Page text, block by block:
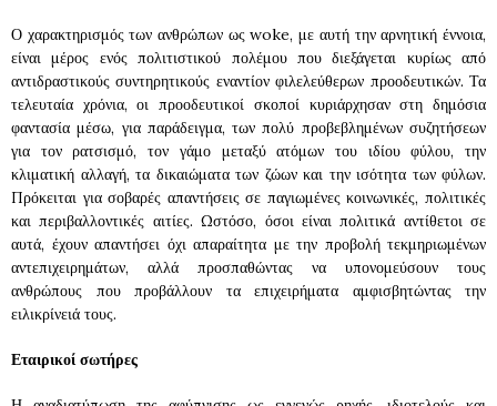
Ο χαρακτηρισμός των ανθρώπων ως woke, με αυτή την αρνητική έννοια,
είναι μέρος ενός πολιτιστικού πολέμου που διεξάγεται κυρίως από
αντιδραστικούς συντηρητικούς εναντίον φιλελεύθερων προοδευτικών. Τα
τελευταία χρόνια, οι προοδευτικοί σκοποί κυριάρχησαν στη δημόσια
φαντασία μέσω, για παράδειγμα, των πολύ προβεβλημένων συζητήσεων
για τον ρατσισμό, τον γάμο μεταξύ ατόμων του ιδίου φύλου, την
κλιματική αλλαγή, τα δικαιώματα των ζώων και την ισότητα των φύλων.
Πρόκειται για σοβαρές απαντήσεις σε παγιωμένες κοινωνικές, πολιτικές
και περιβαλλοντικές αιτίες. Ωστόσο, όσοι είναι πολιτικά αντίθετοι σε
αυτά, έχουν απαντήσει όχι απαραίτητα με την προβολή τεκμηριωμένων
αντεπιχειρημάτων, αλλά προσπαθώντας να υπονομεύσουν τους
ανθρώπους που προβάλλουν τα επιχειρήματα αμφισβητώντας την
ειλικρίνειά τους.
Εταιρικοί σωτήρες